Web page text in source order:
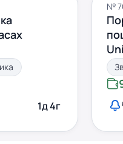
1д 4г
№